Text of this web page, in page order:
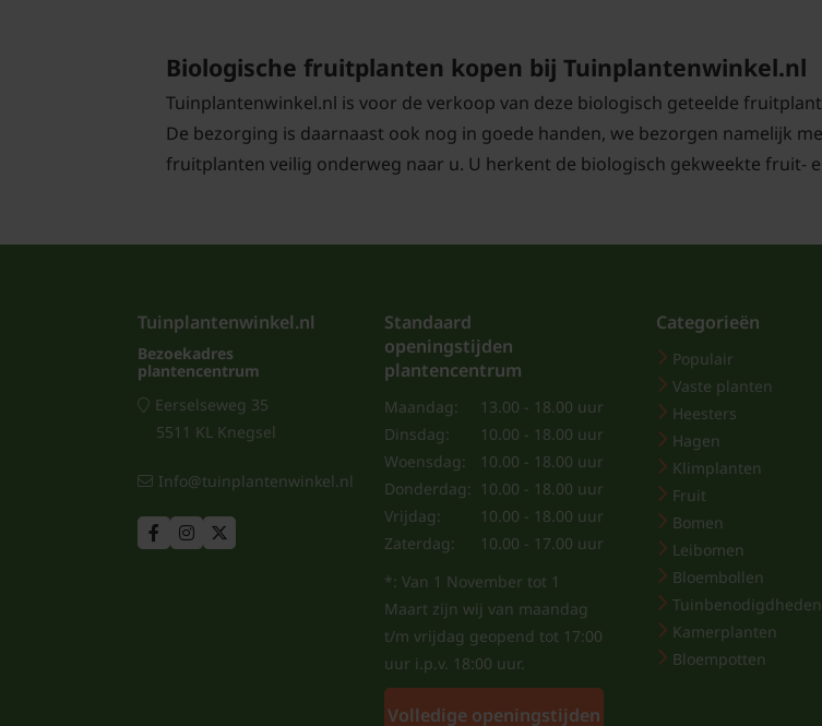
Biologische fruitplanten kopen bij Tuinplantenwinkel.nl
Tuinplantenwinkel.nl is voor de verkoop van deze biologisch geteelde
De bezorging is daarnaast ook nog in goede handen, we bezorgen namelijk
fruitplanten veilig onderweg naar u. U herkent de biologisch gekweekte fruit-
Tuinplantenwinkel.nl
Bezoekadres
plantencentrum
Eerselseweg 35
5511 KL Knegsel
Info@tuinplantenwinkel.nl
Standaard
openingstijden
plantencentrum
Maandag:
13.00 - 18.00 uur
Dinsdag:
10.00 - 18.00 uur
Woensdag:
10.00 - 18.00 uur
Donderdag: 10.00 - 18.00 uur
Vrijdag:
10.00 - 18.00 uur
Zaterdag:
10.00 - 17.00 uur
*: Van 1 November tot 1
Maart zijn wij van maandag
t/m vrijdag geopend tot 17:00
uur i.p.v. 18:00 uur.
Volledige openingstijden
Categorieën
Populair
Vaste planten
Heesters
Hagen
Klimplanten
Fruit
Bomen
Leibomen
Bloembollen
Tuinbenodigdheden
Kamerplanten
Bloempotten